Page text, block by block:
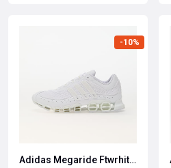
-10%
Adidas Megaride Ftwrhite/ Ftwrhite/ Grey One Eur 44 2/3